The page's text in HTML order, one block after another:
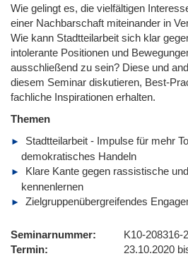
Wie gelingt es, die vielfältigen
einer Nachbarschaft miteinander in
Wie kann Stadtteilarbeit sich klar
intolerante Positionen und
ausschließend zu sein? Diese und
diesem Seminar diskutieren, Best-
fachliche Inspirationen erhalten.
Themen
Stadtteilarbeit - Impulse für mehr
demokratisches Handeln
Klare Kante gegen rassistische
kennenlernen
Zielgruppenübergreifendes
Seminarnummer
K10-208316-
Termin
23.10.2020